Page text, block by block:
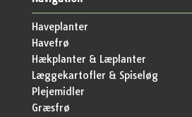
Haveplanter
Havefrø
Hækplanter & Læplanter
Læggekartofler & Spiseløg
Plejemidler
Græsfrø